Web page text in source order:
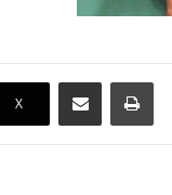
X
Delen via Email